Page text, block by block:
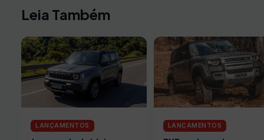
Leia Também
LANÇAMENTOS LANÇAMENTOS